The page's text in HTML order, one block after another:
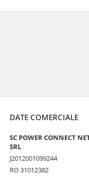
DATE COMERCIALE
SC POWER CONNECT
SRL
J2012001099244
RO 31012382